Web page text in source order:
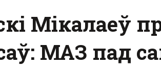
Мікалаеў
МАЗ пад